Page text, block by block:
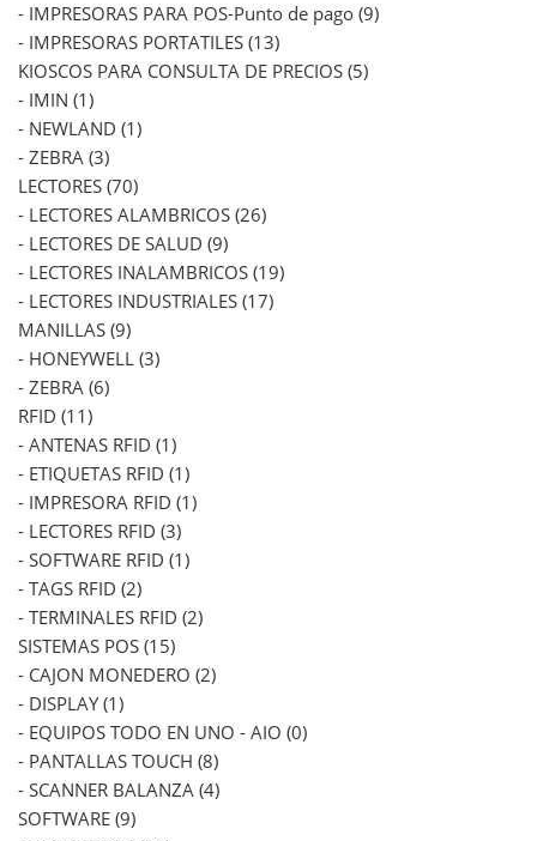
- IMPRESORAS PARA POS-Punto de pago (9)
- IMPRESORAS PORTATILES (13)
KIOSCOS PARA CONSULTA DE PRECIOS (5)
- IMIN (1)
- NEWLAND (1)
- ZEBRA (3)
LECTORES (70)
- LECTORES ALAMBRICOS (26)
- LECTORES DE SALUD (9)
- LECTORES INALAMBRICOS (19)
- LECTORES INDUSTRIALES (17)
MANILLAS (9)
- HONEYWELL (3)
- ZEBRA (6)
RFID (11)
- ANTENAS RFID (1)
- ETIQUETAS RFID (1)
- IMPRESORA RFID (1)
- LECTORES RFID (3)
- SOFTWARE RFID (1)
- TAGS RFID (2)
- TERMINALES RFID (2)
SISTEMAS POS (15)
- CAJON MONEDERO (2)
- DISPLAY (1)
- EQUIPOS TODO EN UNO - AIO (0)
- PANTALLAS TOUCH (8)
- SCANNER BALANZA (4)
SOFTWARE (9)